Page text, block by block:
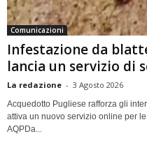
Comunicazioni
Infestazione da
lancia un servizio di
La redazione - 3 Agosto 2026
Acquedotto Pugliese rafforza gli
attiva un nuovo servizio online per
AQPDa...